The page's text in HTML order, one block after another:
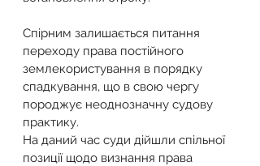
Спірним залишається питання
переходу права постійного
землекористування в порядку
спадкування, що в свою чергу
породжує неоднозначну судову
практику.
На даний час суди дійшли спільної
позиції щодо визнання права